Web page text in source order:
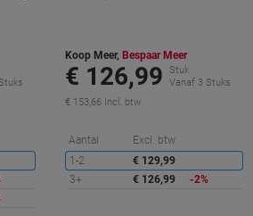
Korting
Koop Meer, Bespaar Meer
€ 126,99
Stuk
Vanaf 3 Stuks
€ 153,66 Incl. btw
Aantal Excl. btw
1-2
€ 129,99
3+
€ 126,99 -2%